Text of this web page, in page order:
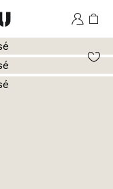
MiuMiu logo